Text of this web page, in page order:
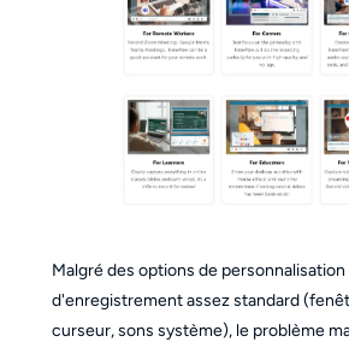
Malgré des options de personnalisation
d'enregistrement assez standard
curseur, sons système), le problème